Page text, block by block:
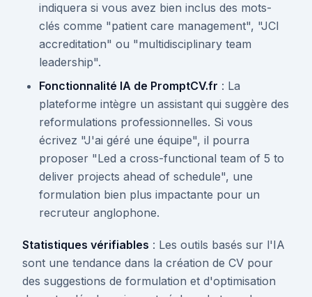
indiquera si vous avez bien inclus des mots-
clés comme "patient care management", "JCI
accreditation" ou "multidisciplinary team
leadership".
Fonctionnalité IA de PromptCV.fr : La
plateforme intègre un assistant qui suggère des
reformulations professionnelles. Si vous
écrivez "J'ai géré une équipe", il pourra
proposer "Led a cross-functional team of 5 to
deliver projects ahead of schedule", une
formulation bien plus impactante pour un
recruteur anglophone.
Statistiques vérifiables : Les outils basés sur l'IA
sont une tendance dans la création de CV pour
des suggestions de formulation et d'optimisation